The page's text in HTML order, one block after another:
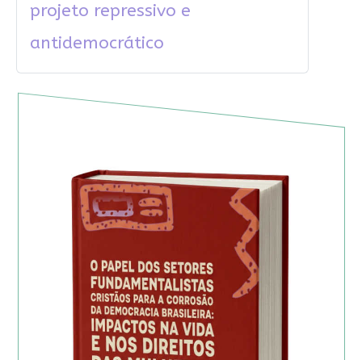
projeto repressivo e
antidemocrático